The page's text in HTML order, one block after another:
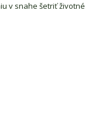
v snahe šetriť životné